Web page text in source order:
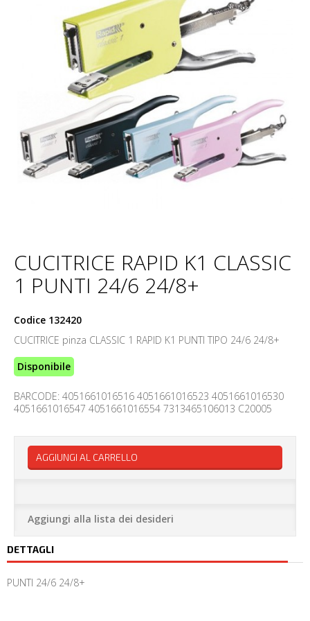
CUCITRICE RAPID K1 CLASSIC
1 PUNTI 24/6 24/8+
Codice 132420
CUCITRICE pinza CLASSIC 1 RAPID K1 PUNTI TIPO 24/6 24/8+
Disponibile
BARCODE: 4051661016516 4051661016523 4051661016530
4051661016547 4051661016554 7313465106013 C20005
AGGIUNGI AL CARRELLO
Aggiungi alla lista dei desideri
DETTAGLI
PUNTI 24/6 24/8+